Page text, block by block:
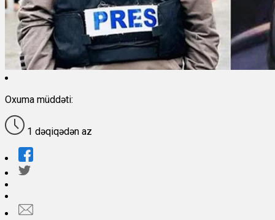
Oxuma müddəti:
1 dəqiqədən az